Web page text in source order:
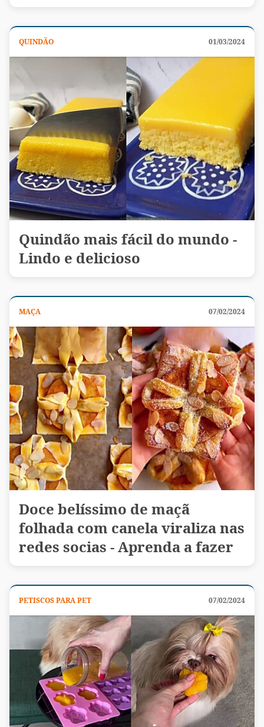
QUINDÃO 01/03/2024
Quindão mais fácil do mundo -
Lindo e delicioso
MAÇA 07/02/2024
Doce belíssimo de maçã
folhada com canela viraliza nas
redes socias - Aprenda a fazer
PETISCOS PARA PET 07/02/2024